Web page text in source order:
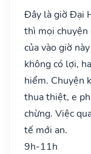
Đây là giờ Đại
thì mọi chuyện
của vào giờ
không có lợi,
hiểm. Chuyện
thua thiệt, e
chừng. Việc
tế mới an.
9h-11h